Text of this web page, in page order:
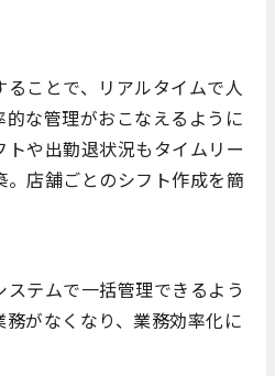
ことで、リアルタイムで人
な管理がおこなえるように
や出勤退状況もタイムリー
。店舗ごとのシフト作成を簡
テムで一括管理できるよう
がなくなり、業務効率化に